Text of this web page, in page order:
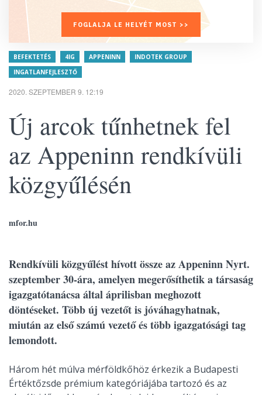
FOGLALJA LE HELYÉT MOST >>
BEFEKTETÉS 4IG APPENINN
INDOTEK GROUP
INGATLANFEJLESZTŐ
2020. SZEPTEMBER 9. 12:19
Új arcok tűnhetnek fel
az Appeninn rendkívüli
közgyűlésén
mfor.hu
Rendkívüli közgyűlést hívott össze az Appeninn Nyrt.
szeptember 30-ára, amelyen megerősíthetik a társaság
igazgatótanácsa által áprilisban meghozott
döntéseket. Több új vezetőt is jóváhagyhatnak,
miután az első számú vezető és több igazgatósági tag
lemondott.
Három hét múlva mérföldkőhöz érkezik a Budapesti
Értéktőzsde prémium kategóriájába tartozó és az